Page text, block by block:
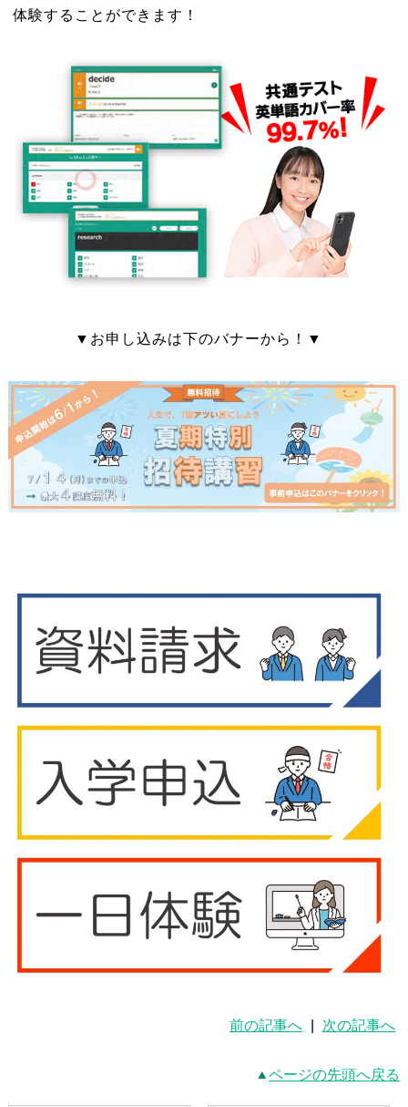
体験することができます！
▼お申し込みは下のバナーから！▼
前の記事へ 次の記事へ
ページの先頭へ戻る